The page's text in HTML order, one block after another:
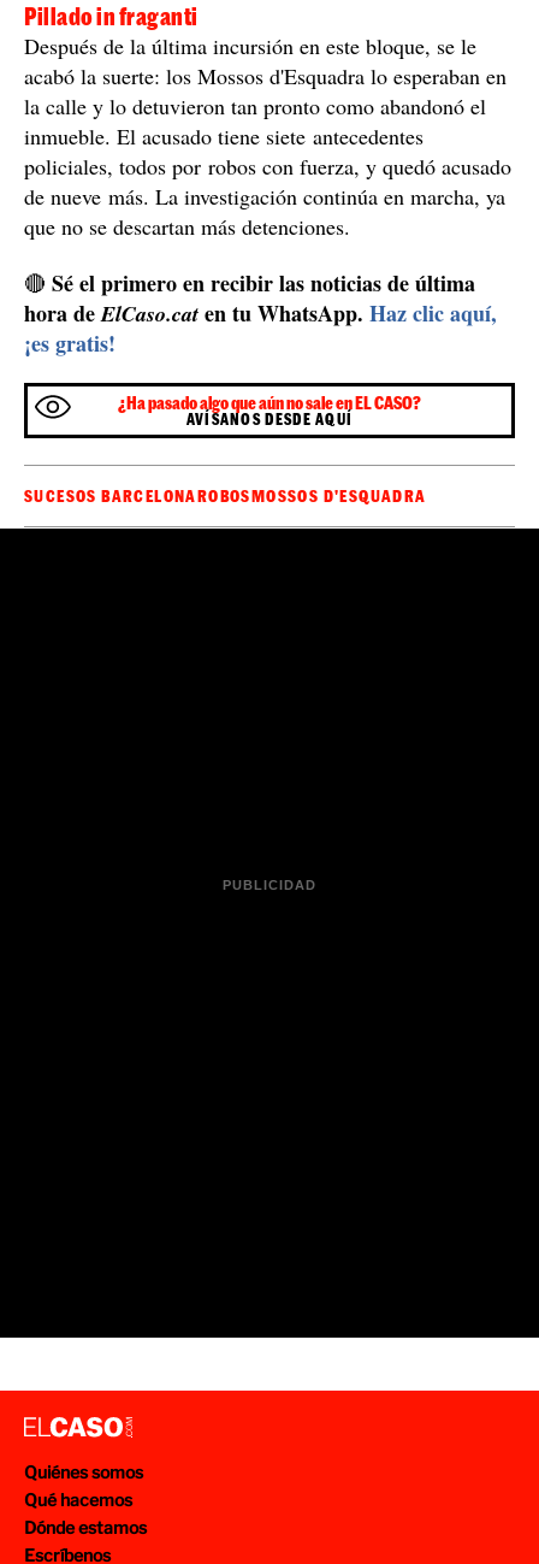
Pillado in fraganti
Después de la última incursión en este bloque, se le
acabó la suerte: los Mossos d'Esquadra lo esperaban en
la calle y lo detuvieron tan pronto como abandonó el
inmueble. El acusado tiene siete antecedentes
policiales, todos por robos con fuerza, y quedó acusado
de nueve más. La investigación continúa en marcha, ya
que no se descartan más detenciones.
🔴 Sé el primero en recibir las noticias de última
hora deElCaso.cat en tu WhatsApp. Haz clic aquí,
¡es gratis!
¿Ha pasado algo que aún no sale en EL CASO?
AVÍSANOS DESDE AQUÍ
SUCESOS BARCELONAROBOSMOSSOS D'ESQUADRA
Quiénes somos
Qué hacemos
Dónde estamos
Escríbenos